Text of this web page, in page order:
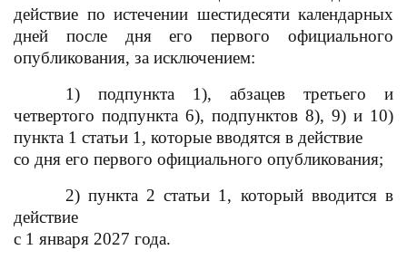
действие по истечении шестидесяти календарных
дней после дня его первого официального
опубликования, за исключением:
1) подпункта 1), абзацев третьего и
четвертого подпункта 6), подпунктов 8), 9) и 10)
пункта 1 статьи 1, которые вводятся в действие
со дня его первого официального опубликования;
2) пункта 2 статьи 1, который вводится в
действие
с 1 января 2027 года.